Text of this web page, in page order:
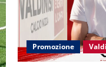
Promozione